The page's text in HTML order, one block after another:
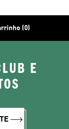
(0)
E